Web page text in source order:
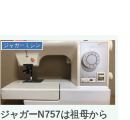
ジャガーミシン
ジャガーN757は祖母から